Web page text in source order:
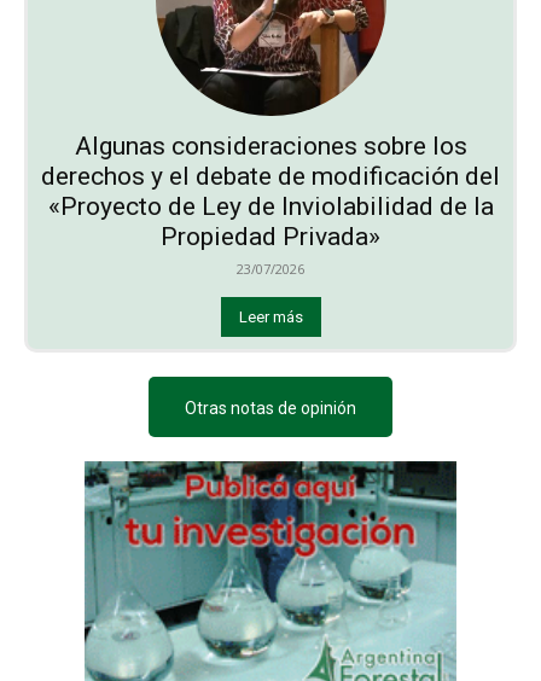
Algunas consideraciones sobre los
derechos y el debate de modificación del
«Proyecto de Ley de Inviolabilidad de la
Propiedad Privada»
23/07/2026
Leer más
Otras notas de opinión